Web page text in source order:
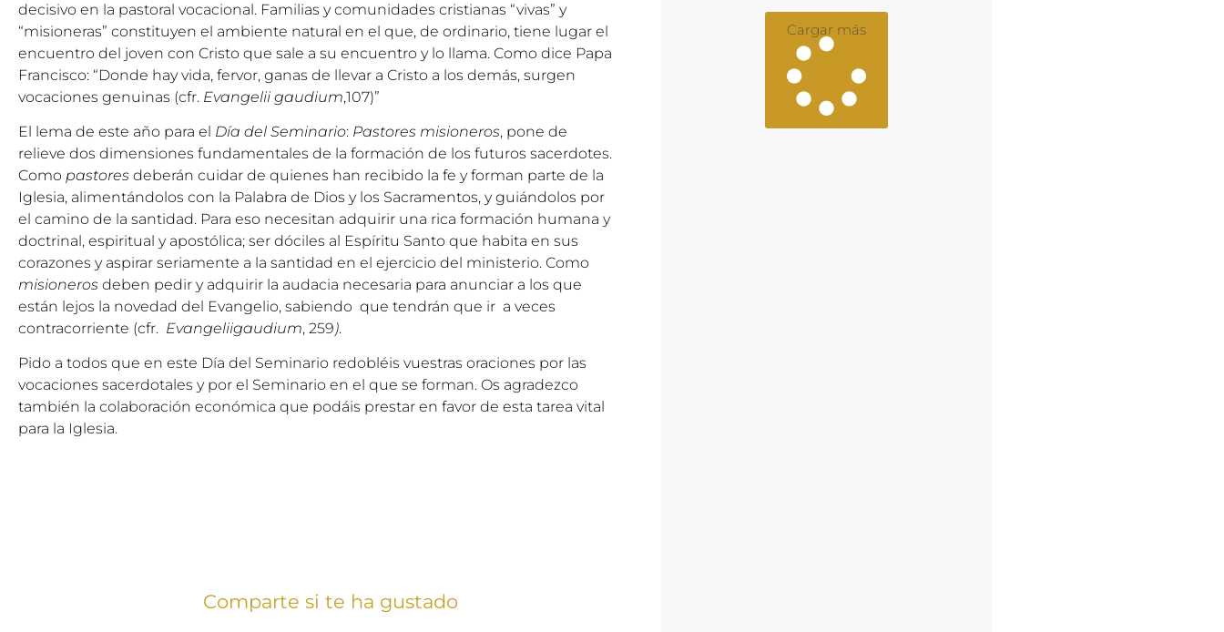
decisivo en la pastoral vocacional. Familias y comunidades cristianas “vivas” y
“misioneras” constituyen el ambiente natural en el que, de ordinario, tiene lugar el
encuentro del joven con Cristo que sale a su encuentro y lo llama. Como dice Papa
Francisco: “Donde hay vida, fervor, ganas de llevar a Cristo a los demás, surgen
vocaciones genuinas (cfr. Evangelii gaudium,107)”
El lema de este año para el Día del Seminario: Pastores misioneros, pone de
relieve dos dimensiones fundamentales de la formación de los futuros sacerdotes.
Como pastores deberán cuidar de quienes han recibido la fe y forman parte de la
Iglesia, alimentándolos con la Palabra de Dios y los Sacramentos, y guiándolos por
el camino de la santidad. Para eso necesitan adquirir una rica formación humana y
doctrinal, espiritual y apostólica; ser dóciles al Espíritu Santo que habita en sus
corazones y aspirar seriamente a la santidad en el ejercicio del ministerio. Como
misioneros deben pedir y adquirir la audacia necesaria para anunciar a los que
están lejos la novedad del Evangelio, sabiendo que tendrán que ir a veces
contracorriente (cfr. Evangeliigaudium, 259).
Pido a todos que en este Día del Seminario redobléis vuestras oraciones por las
vocaciones sacerdotales y por el Seminario en el que se forman. Os agradezco
también la colaboración económica que podáis prestar en favor de esta tarea vital
para la Iglesia.
Comparte si te ha gustado
Cargar más